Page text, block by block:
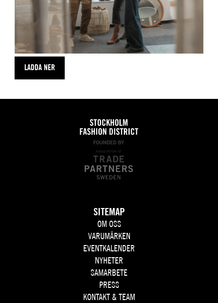
LADDA NER
SITEMAP
OM OSS
VARUMÄRKEN
EVENTKALENDER
NYHETER
SAMARBETE
PRESS
KONTAKT & TEAM